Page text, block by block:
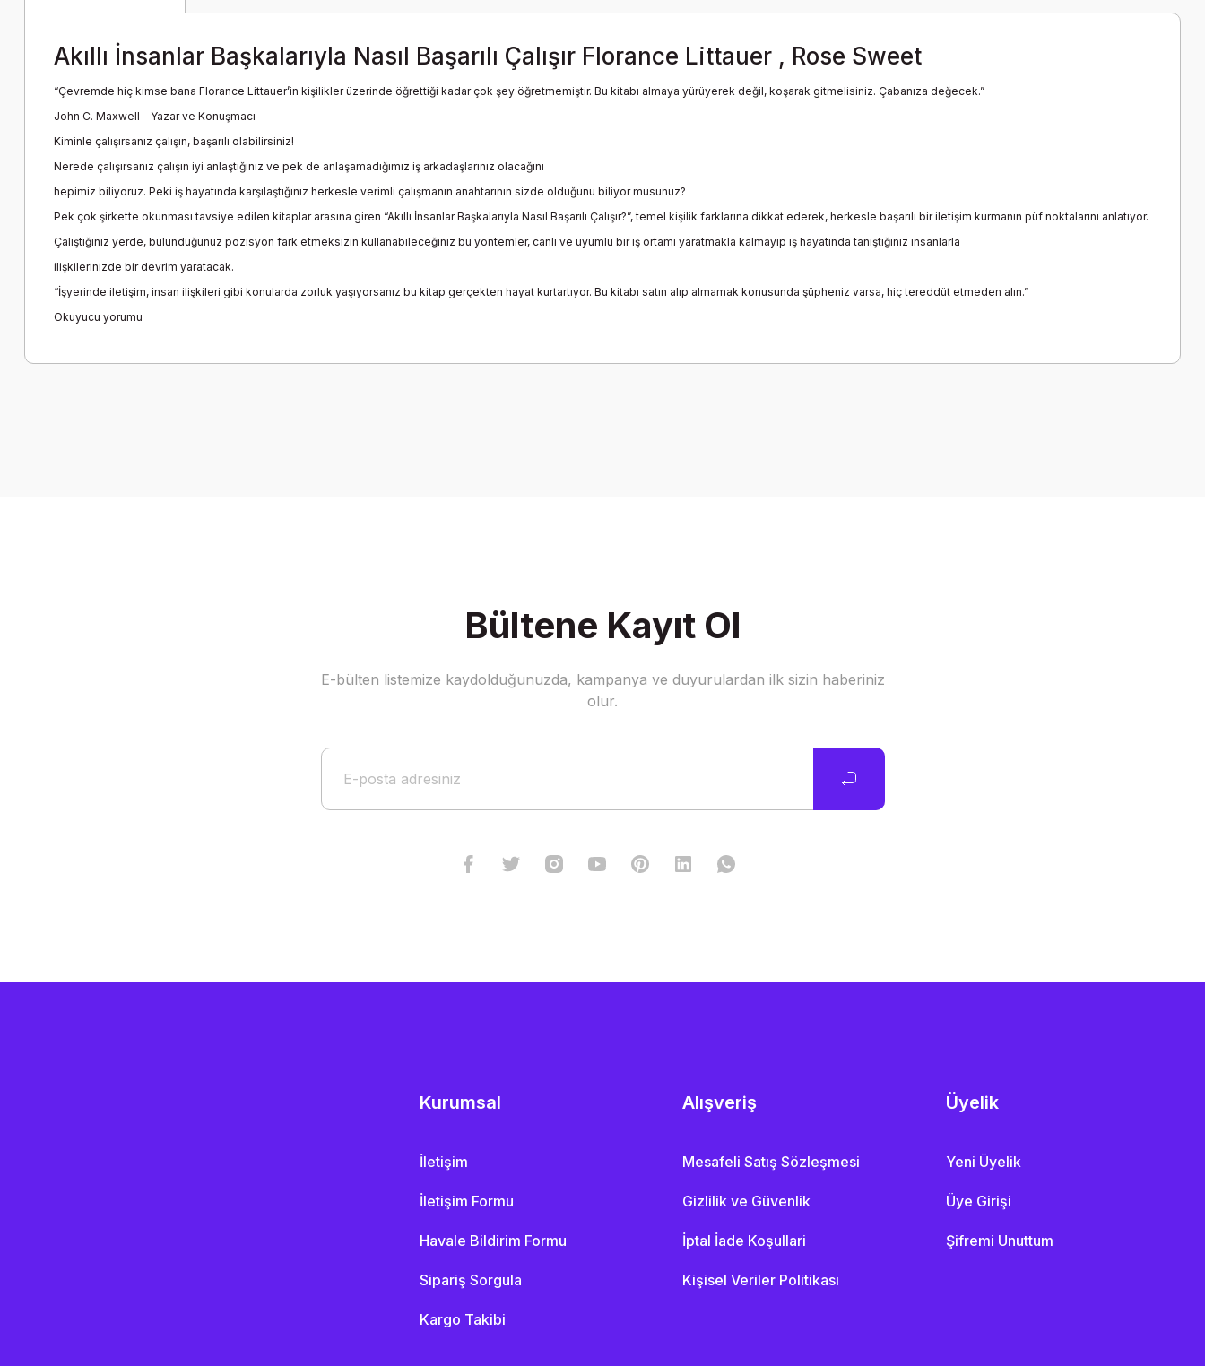
Akıllı İnsanlar Başkalarıyla Nasıl Başarılı Çalışır Florance Littauer , Rose Sweet
“Çevremde hiç kimse bana Florance Littauer’in kişilikler üzerinde öğrettiği kadar çok şey öğretmemiştir. Bu kitabı almaya yürüyerek değil, koşarak gitmelisiniz. Çabanıza değecek.”
John C. Maxwell – Yazar ve Konuşmacı
Kiminle çalışırsanız çalışın, başarılı olabilirsiniz!
Nerede çalışırsanız çalışın iyi anlaştığınız ve pek de anlaşamadığımız iş arkadaşlarınız olacağını
hepimiz biliyoruz. Peki iş hayatında karşılaştığınız herkesle verimli çalışmanın anahtarının sizde olduğunu biliyor musunuz?
Pek çok şirkette okunması tavsiye edilen kitaplar arasına giren “Akıllı İnsanlar Başkalarıyla Nasıl Başarılı Çalışır?”, temel kişilik farklarına dikkat ederek, herkesle başarılı bir iletişim kurmanın püf noktalarını anlatıyor.
Çalıştığınız yerde, bulunduğunuz pozisyon fark etmeksizin kullanabileceğiniz bu yöntemler, canlı ve uyumlu bir iş ortamı yaratmakla kalmayıp iş hayatında tanıştığınız insanlarla
ilişkilerinizde bir devrim yaratacak.
“İşyerinde iletişim, insan ilişkileri gibi konularda zorluk yaşıyorsanız bu kitap gerçekten hayat kurtartıyor. Bu kitabı satın alıp almamak konusunda şüpheniz varsa, hiç tereddüt etmeden alın.”
Okuyucu yorumu
Gönder
Bültene Kayıt Ol
E-bülten listemize kaydolduğunuzda, kampanya ve duyurulardan ilk sizin haberiniz
olur.
Kurumsal
İletişim
İletişim Formu
Havale Bildirim Formu
Sipariş Sorgula
Kargo Takibi
Alışveriş
Mesafeli Satış Sözleşmesi
Gizlilik ve Güvenlik
İptal İade Koşullari
Kişisel Veriler Politikası
Üyelik
Yeni Üyelik
Üye Girişi
Şifremi Unuttum